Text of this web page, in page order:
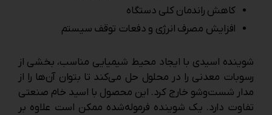
کاهش راندمان کلی دستگاه
افزایش مصرف انرژی و دفعات توقف سیستم
شوینده اسیدی با ایجاد محیط شیمیایی مناسب، بخشی از
رسوبات معدنی را در محلول حل می‌کند تا بتوان آن‌ها را از
مدار شست‌وشو خارج کرد. این محصول با اسید خام صنعتی
تفاوت دارد. یک شوینده فرموله‌شده ممکن است علاوه بر